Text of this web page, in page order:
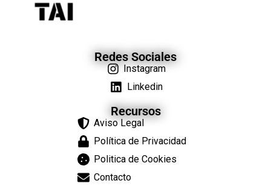
Redes Sociales
Instagram
Linkedin
Recursos
Aviso Legal
Política de Privacidad
Politica de Cookies
Contacto